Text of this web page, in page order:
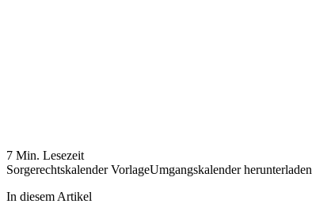
7 Min. Lesezeit
Sorgerechtskalender VorlageUmgangskalender herunterladen
In diesem Artikel